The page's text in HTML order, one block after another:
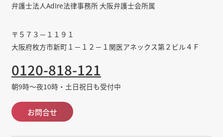
弁護士法人AdIre法律事務所 大阪弁護士会所属
〒５７３－１１９１
大阪府枚方市新町１－１２－１関医アネックス第２ビル４Ｆ
0120-818-121
朝9時～夜10時・土日祝日も受付中
お問合せ